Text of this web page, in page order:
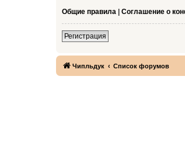
Общие правила | Соглашение о
Регистрация
Чипльдук Список форумов